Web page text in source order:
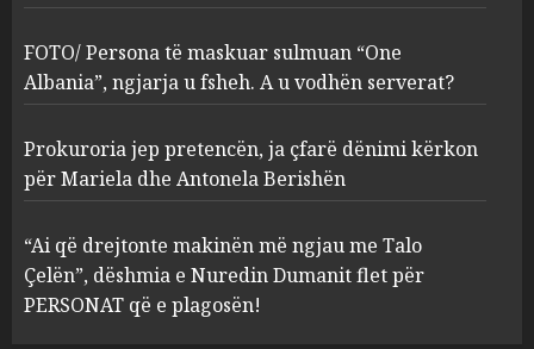
3
sulmuan “One Albania”,
ngjarja u fsheh. A u vodhën
serverat?
MARCH 25, 2025
4
Prokuroria jep pretencën, ja
çfarë dënimi kërkon për
Berishën
MARCH 25, 2025
FOTO/ Persona të maskuar sulmuan “One
Albania”, ngjarja u fsheh. A u vodhën serverat?
Prokuroria jep pretencën, ja çfarë dënimi kërkon
për Mariela dhe Antonela Berishën
“Ai që drejtonte makinën më ngjau me Talo
Çelën”, dëshmia e Nuredin Dumanit flet për
PERSONAT që e plagosën!